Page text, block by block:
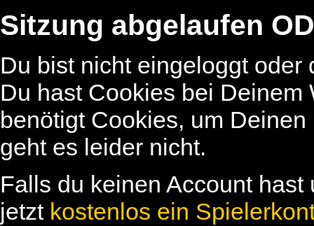
Sitzung abgelaufen
Du bist nicht eingeloggt
Du hast Cookies bei
benötigt Cookies, um
geht es leider nicht.
Falls du keinen Account
jetzt kostenlos ein